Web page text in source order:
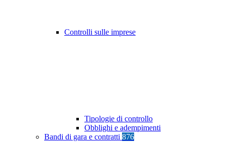
Controlli sulle imprese
Tipologie di controllo
Obblighi e adempimenti
Bandi di gara e contratti 876